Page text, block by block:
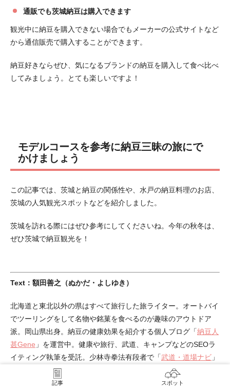
通販でも茨城納豆は購入できます
観光中に納豆を購入できない場合でもメーカーの公式サイトなど
から通信販売で購入することができます。
納豆好きならぜひ、気になるブランドの納豆を購入して食べ比べ
してみましょう。とても楽しいですよ！
モデルコースを参考に納豆三昧の旅にで
かけましょう
この記事では、茨城と納豆の関係性や、水戸の納豆料理のお店、
茨城の人気観光スポットなどを紹介しました。
茨城を訪れる際にはぜひ参考にしてくださいね。今年の秋冬は、
ぜひ茨城で納豆観光を！
Text：額田善之（ぬかだ・よしゆき）
北海道と東北以外の県はすべて旅行した旅ライター。オートバイ
でツーリングをして名物や銘菓を食べるのが趣味のアウトドア
派。岡山県出身。納豆の健康効果を紹介する個人ブログ「納豆人
甚Gene 」を運営中。健康や旅行、武道、キャンプなどのSEOラ
イティング執筆を受託。少林寺拳法有段者で「武道・道場ナビ 」
記事 スポット